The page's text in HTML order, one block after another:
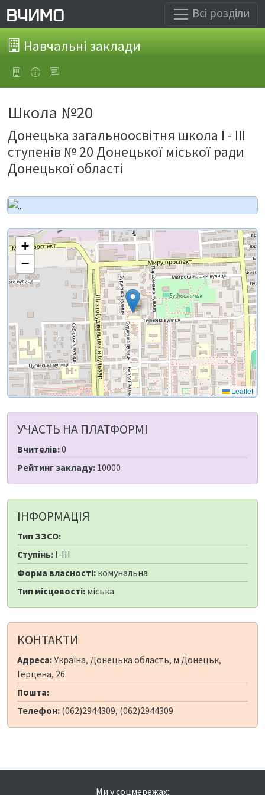
Всі розділи
Навчальні заклади
Школа №20
Донецька загальноосвітня школа І - ІІІ
ступенів № 20 Донецької міської ради
Донецької області
+
−
Leaflet
УЧАСТЬ НА ПЛАТФОРМІ
Вчителів:0
Рейтинг закладу: 10000
ІНФОРМАЦІЯ
Тип ЗЗСО:
Ступінь: I-III
Форма власності: комунальна
Тип місцевості: міська
КОНТАКТИ
Адреса:Україна, Донецька область, м.Донецьк,
Герцена, 26
Пошта:
Телефон: (062)2944309, (062)2944309
Ми у соцмережах: